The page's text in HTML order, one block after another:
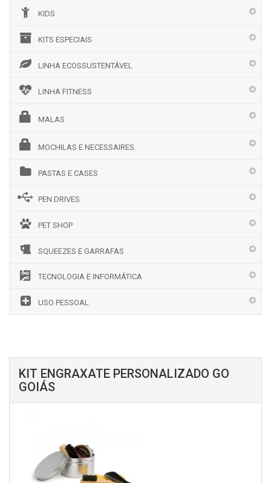
KIDS
KITS ESPECIAIS
LINHA ECOSSUSTENTÁVEL
LINHA FITNESS
MALAS
MOCHILAS E NECESSAIRES
PASTAS E CASES
PEN DRIVES
PET SHOP
SQUEEZES E GARRAFAS
TECNOLOGIA E INFORMÁTICA
USO PESSOAL
KIT ENGRAXATE PERSONALIZADO GO
GOIÁS